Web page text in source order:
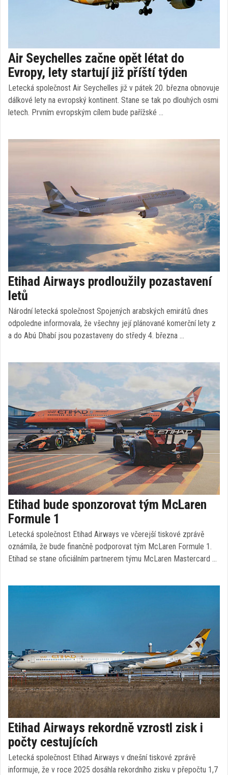
Air Seychelles začne opět létat do
Evropy, lety startují již příští týden
Letecká společnost Air Seychelles již v pátek 20. března obnovuje
dálkové lety na evropský kontinent. Stane se tak po dlouhých osmi
letech. Prvním evropským cílem bude pařížské …
Etihad Airways prodloužily pozastavení
letů
Národní letecká společnost Spojených arabských emirátů dnes
odpoledne informovala, že všechny její plánované komerční lety z
a do Abú Dhabí jsou pozastaveny do středy 4. března …
Etihad bude sponzorovat tým McLaren
Formule 1
Letecká společnost Etihad Airways ve včerejší tiskové zprávě
oznámila, že bude finančně podporovat tým McLaren Formule 1.
Etihad se stane oficiálním partnerem týmu McLaren Mastercard …
Etihad Airways rekordně vzrostl zisk i
počty cestujících
Letecká společnost Etihad Airways v dnešní tiskové zprávě
informuje, že v roce 2025 dosáhla rekordního zisku v přepočtu 1,7